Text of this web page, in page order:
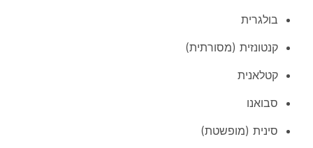
בולגרית
קנטונזית (מסורתית)
קטלאנית
סבואנו
סינית (מופשטת)